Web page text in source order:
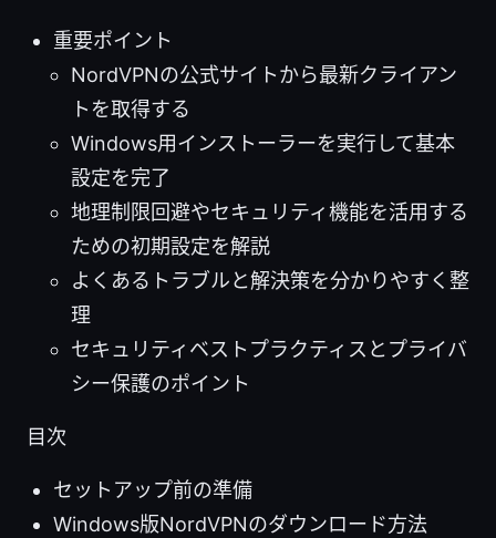
重要ポイント
NordVPNの公式サイトから最新クライアン
トを取得する
Windows用インストーラーを実行して基本
設定を完了
地理制限回避やセキュリティ機能を活用する
ための初期設定を解説
よくあるトラブルと解決策を分かりやすく整
理
セキュリティベストプラクティスとプライバ
シー保護のポイント
目次
セットアップ前の準備
Windows版NordVPNのダウンロード方法